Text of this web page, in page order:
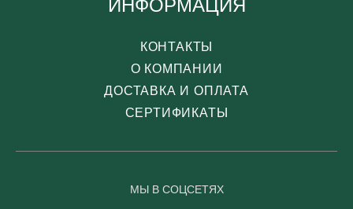
ИНФОРМАЦИЯ
КОНТАКТЫ
О КОМПАНИИ
ДОСТАВКА И ОПЛАТА
СЕРТИФИКАТЫ
МЫ В СОЦСЕТЯХ